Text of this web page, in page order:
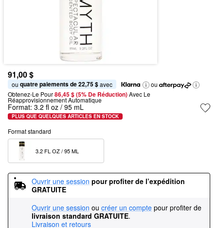
91,00 $
ou quatre paiements de 22,75 $ avec
ou
Obtenez-Le Pour86,45 $ (5% De Réduction) Avec Le
Réapprovisionnement Automatique
Format: 3.2 fl oz / 95 mL
PLUS QUE QUELQUES ARTICLES EN STOCK
Format standard
Ouvrir une session pour profiter de l’expédition
GRATUITE
Ouvrir une session ou créer un compte pour profiter de
livraison standard GRATUITE.
Livraison et retours